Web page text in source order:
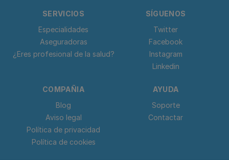
SERVICIOS
Especialidades
Aseguradoras
¿Eres profesional de la salud?
SÍGUENOS
Twitter
Facebook
Instagram
Linkedin
COMPAÑIA
Blog
Aviso legal
Política de privacidad
Política de cookies
AYUDA
Soporte
Contactar